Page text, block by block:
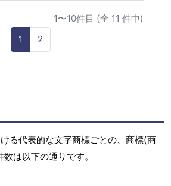
1〜10件目 (全 11 件中)
1
2
る代表的な文字商標ごとの、商標(商
は以下の通りです。